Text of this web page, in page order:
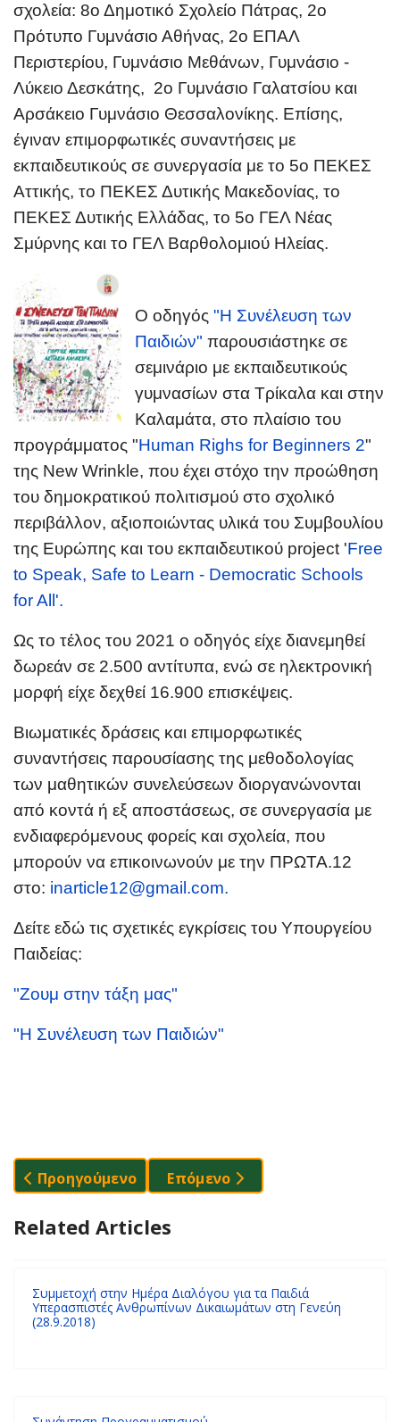
σχολεία: 8ο Δημοτικό Σχολείο Πάτρας, 2ο
Πρότυπο Γυμνάσιο Αθήνας, 2ο ΕΠΑΛ
Περιστερίου, Γυμνάσιο Μεθάνων, Γυμνάσιο -
Λύκειο Δεσκάτης, 2ο Γυμνάσιο Γαλατσίου και
Αρσάκειο Γυμνάσιο Θεσσαλονίκης. Επίσης,
έγιναν επιμορφωτικές συναντήσεις με
εκπαιδευτικούς σε συνεργασία με το 5ο ΠΕΚΕΣ
Αττικής, το ΠΕΚΕΣ Δυτικής Μακεδονίας, το
ΠΕΚΕΣ Δυτικής Ελλάδας, το 5ο ΓΕΛ Νέας
Σμύρνης και το ΓΕΛ Βαρθολομιού Ηλείας.
Ο οδηγός "Η Συνέλευση των
Παιδιών" παρουσιάστηκε σε
σεμινάριο με εκπαιδευτικούς
γυμνασίων στα Τρίκαλα και στην
Καλαμάτα, στο πλαίσιο του
προγράμματος "Human Righs for Beginners 2"
της New Wrinkle, που έχει στόχο την προώθηση
του δημοκρατικού πολιτισμού στο σχολικό
περιβάλλον, αξιοποιώντας υλικά του Συμβουλίου
της Ευρώπης και του εκπαιδευτικού project 'Free
to Speak, Safe to Learn - Democratic Schools
for All'.
Ως το τέλος του 2021 ο οδηγός είχε διανεμηθεί
δωρεάν σε 2.500 αντίτυπα, ενώ σε ηλεκτρονική
μορφή είχε δεχθεί 16.900 επισκέψεις.
Βιωματικές δράσεις και επιμορφωτικές
συναντήσεις παρουσίασης της μεθοδολογίας
των μαθητικών συνελεύσεων διοργανώνονται
από κοντά ή εξ αποστάσεως, σε συνεργασία με
ενδιαφερόμενους φορείς και σχολεία, που
μπορούν να επικοινωνούν με την ΠΡΩΤΑ.12
στο: inarticle12@gmail.com.
Δείτε εδώ τις σχετικές εγκρίσεις του Υπουργείου
Παιδείας:
"Ζουμ στην τάξη μας"
"Η Συνέλευση των Παιδιών"
Προηγούμενο Άρθρο: "I Want To Fly": Θεατρικό
Προηγούμενο Επόμενο Άρθρο: ΒΡΕΣΤΑ Και
Επόμενο
Related Articles
Συμμετοχή στην Ημέρα Διαλόγου για τα Παιδιά
Υπερασπιστές Ανθρωπίνων Δικαιωμάτων στη Γενεύη
(28.9.2018)